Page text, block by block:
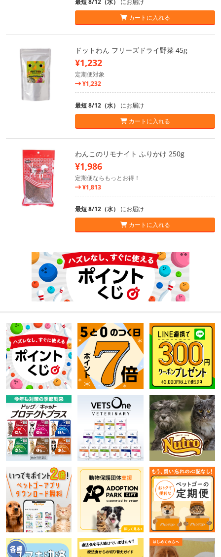
最短 8/12（水） にお届け
カートに入れる
ドットわん フリーズドライ野菜 45g
¥1,232
定期便対象
¥1,232
最短 8/12（水） にお届け
カートに入れる
わんこのリモナイト ふりかけ 250g
¥1,986
定期便ならもっとお得！
¥1,813
最短 8/12（水） にお届け
カートに入れる